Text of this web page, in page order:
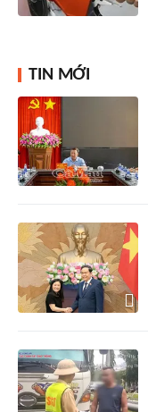
TIN MỚI